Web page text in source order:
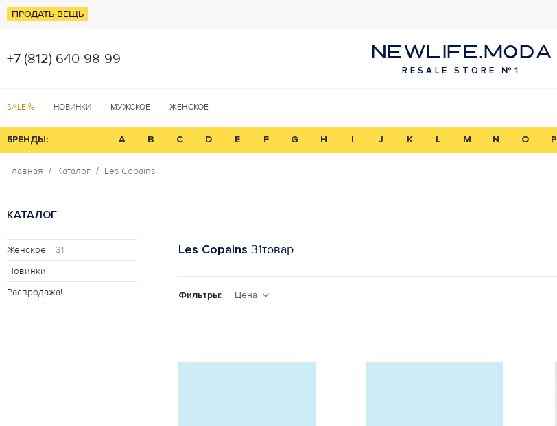
ПРОДАТЬ ВЕЩЬ
+7 (812) 640-98-99 NEWLIFE.MODA
RESALE STORE №1
SALE % НОВИНКИ МУЖСКОЕ ЖЕНСКОЕ
БРЕНДЫ: A B C D E F G H I J K L M N O P
Главная Каталог Les Copains
КАТАЛОГ
Женское
31
Новинки
Распродажа!
Les Copains 31товар
Фильтры: Цена